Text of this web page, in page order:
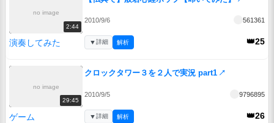
no image
2:44
2010/9/6 561361
演奏してみた 👑25
▼詳細 解析
no image
29:45
クロックタワー３を２人で実況 part1 ↗
2010/9/5 9796895
ゲーム 👑26
▼詳細 解析